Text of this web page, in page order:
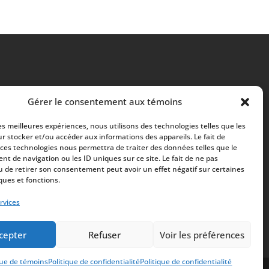
Gérer le consentement aux témoins
meilleures expériences, nous utilisons des technologies telles que les
stocker et/ou accéder aux informations des appareils. Le fait de
technologies nous permettra de traiter des données telles que le
de navigation ou les ID uniques sur ce site. Le fait de ne pas
de retirer son consentement peut avoir un effet négatif sur certaines
et fonctions.
Refuser Voir les préférences
de témoinsPolitique de confidentialitéPolitique de confidentialité